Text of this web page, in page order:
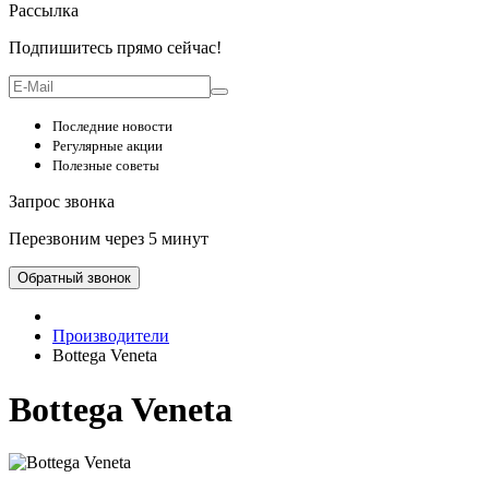
Рассылка
Подпишитесь прямо сейчас!
Последние новости
Регулярные акции
Полезные советы
Запрос звонка
Перезвоним через 5 минут
Обратный звонок
Производители
Bottega Veneta
Bottega Veneta